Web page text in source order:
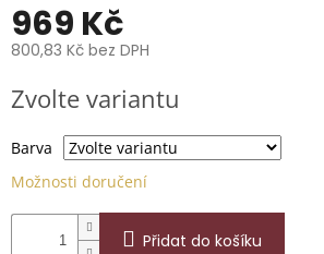
Značky
969 Kč
800,83 Kč bez DPH
cena:
Zvolte variantu
Barva
Možnosti doručení
Přidat do košíku